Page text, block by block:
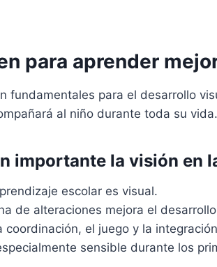
para aprender
fundamentales para el desarrollo
al niño durante toda su vida.
importante la visión en
escolar es visual.
de alteraciones mejora el
coordinación, el juego y la
sensible durante los